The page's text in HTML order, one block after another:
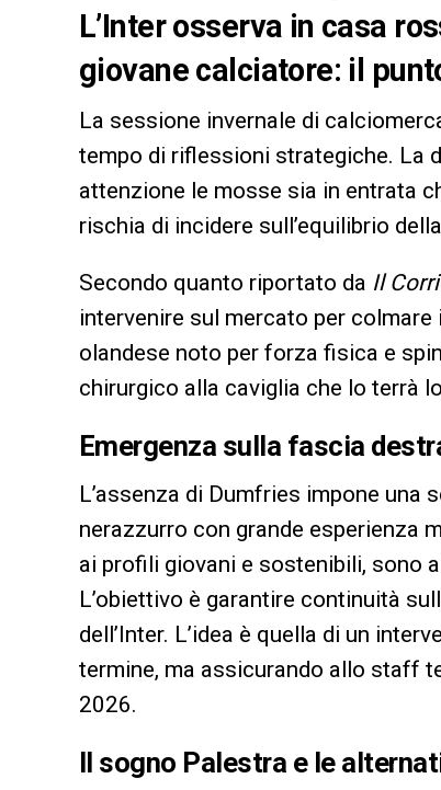
L’Inter osserva in casa
giovane calciatore: il
La sessione invernale di
tempo di riflessioni strategiche. La
attenzione le mosse sia in entrata
rischia di incidere sull’equilibrio
Secondo quanto riportato da Il
intervenire sul mercato per
olandese noto per forza fisica e
chirurgico alla caviglia che lo terrà
Emergenza sulla fascia
L’assenza di Dumfries impone una
nerazzurro con grande esperienza
ai profili giovani e sostenibili, sono
L’obiettivo è garantire continuità
dell’Inter. L’idea è quella di un
termine, ma assicurando allo staff
2026.
Il sogno Palestra e le